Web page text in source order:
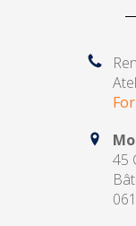
45